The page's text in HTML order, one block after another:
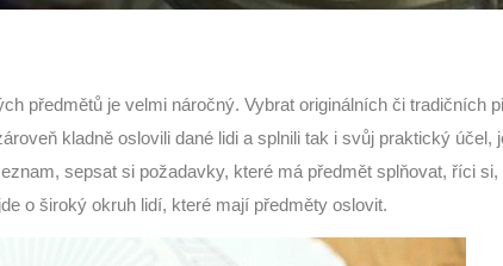
předmětů je velmi náročný. Vybrat originálních či tradičních
kladně oslovili dané lidi a splnili tak i svůj praktický účel,
sepsat si požadavky, které má předmět splňovat, říci
o široký okruh lidí, které mají předměty oslovit.